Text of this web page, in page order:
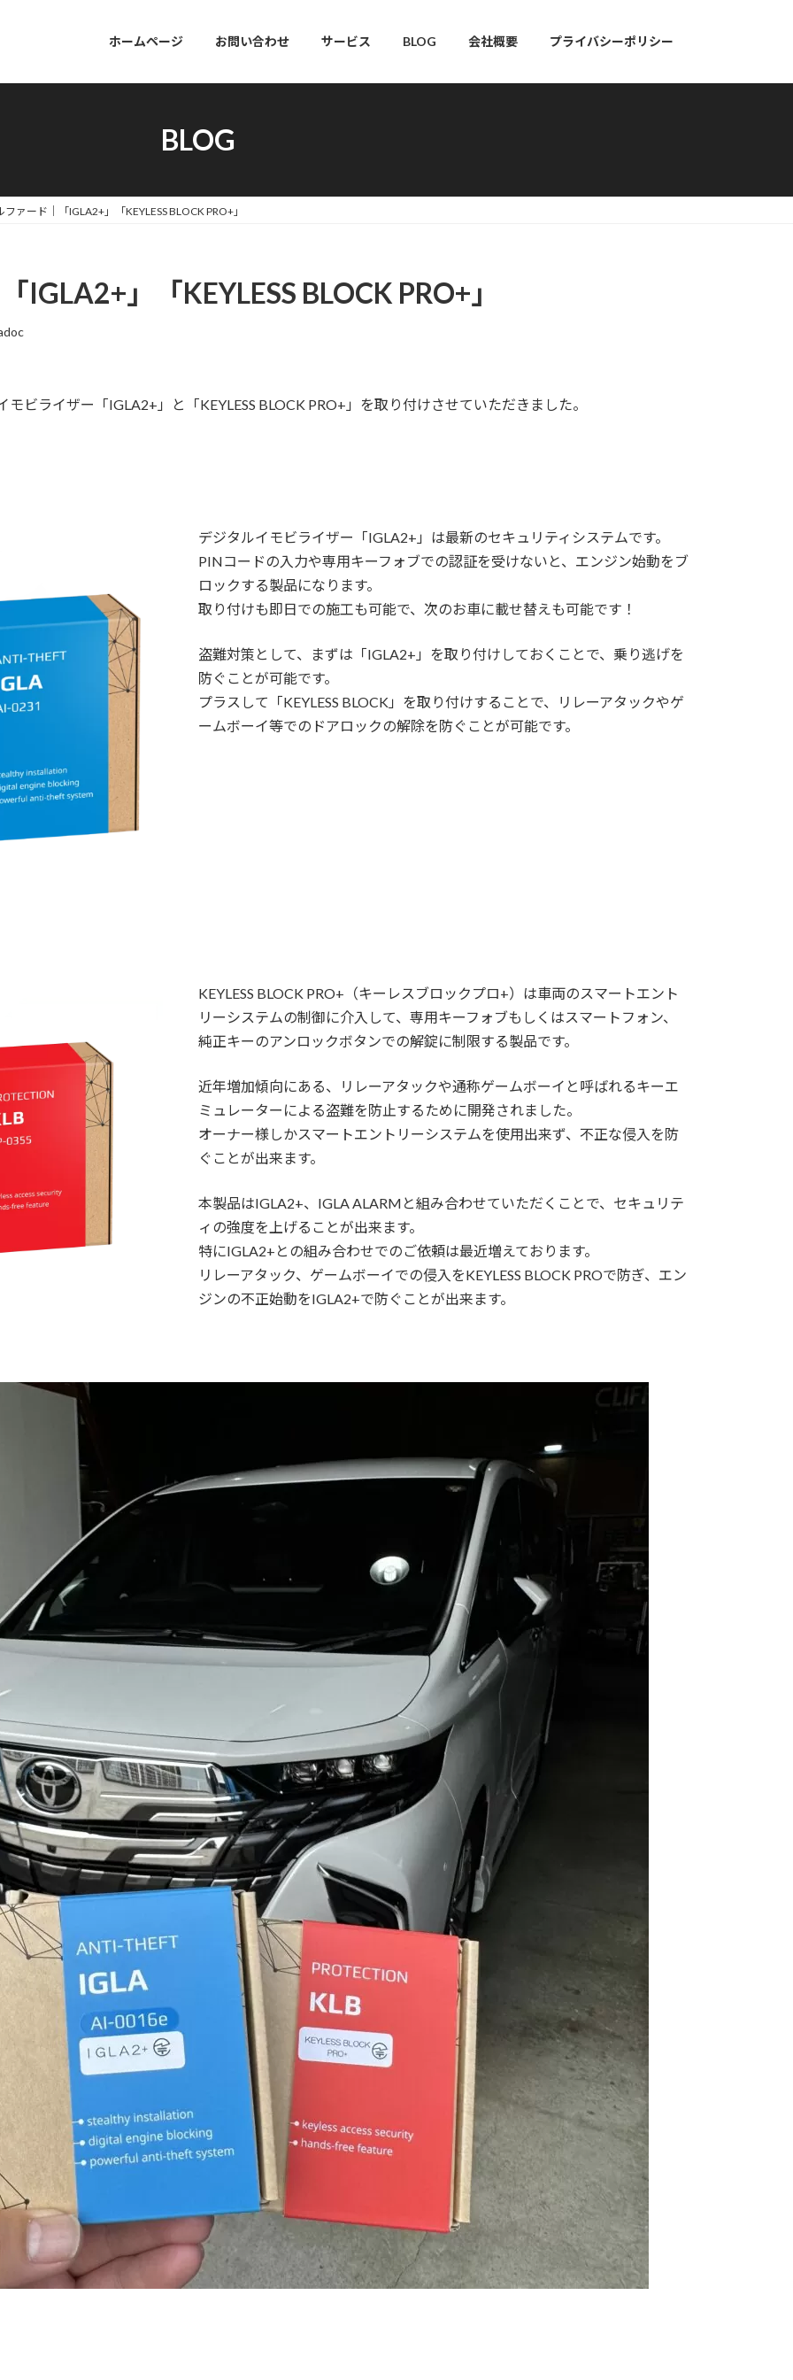
ホームページ お問い合わせ サービス BLOG 会社概要 プライバシーポリシー
BLOG
ァード｜「IGLA2+」「KEYLESS BLOCK PRO+」
」「KEYLESS BLOCK PRO+」
ライザー「IGLA2+」と「KEYLESS BLOCK PRO+」を取り付けさせていただきました。
デジタルイモビライザー「IGLA2+」は最新のセキュリティシステムです。
PINコードの入力や専用キーフォブでの認証を受けないと、エンジン始動をブ
ロックする製品になります。
取り付けも即日での施工も可能で、次のお車に載せ替えも可能です！
盗難対策として、まずは「IGLA2+」を取り付けしておくことで、乗り逃げを
防ぐことが可能です。
プラスして「KEYLESS BLOCK」を取り付けすることで、リレーアタックやゲ
ームボーイ等でのドアロックの解除を防ぐことが可能です。
KEYLESS BLOCK PRO+（キーレスブロックプロ+）は車両のスマートエント
リーシステムの制御に介入して、専用キーフォブもしくはスマートフォン、
純正キーのアンロックボタンでの解錠に制限する製品です。
近年増加傾向にある、リレーアタックや通称ゲームボーイと呼ばれるキーエ
ミュレーターによる盗難を防止するために開発されました。
オーナー様しかスマートエントリーシステムを使用出来ず、不正な侵入を防
ぐことが出来ます。
本製品はIGLA2+、IGLA ALARMと組み合わせていただくことで、セキュリテ
ィの強度を上げることが出来ます。
特にIGLA2+との組み合わせでのご依頼は最近増えております。
リレーアタック、ゲームボーイでの侵入をKEYLESS BLOCK PROで防ぎ、エン
ジンの不正始動をIGLA2+で防ぐことが出来ます。